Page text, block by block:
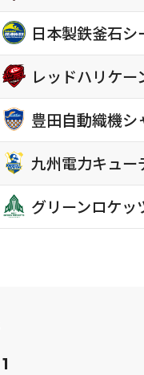
日本製鉄釜石
レッドハリケー
豊田自動織機シ
九州電力キュー
グリーンロケッ
1